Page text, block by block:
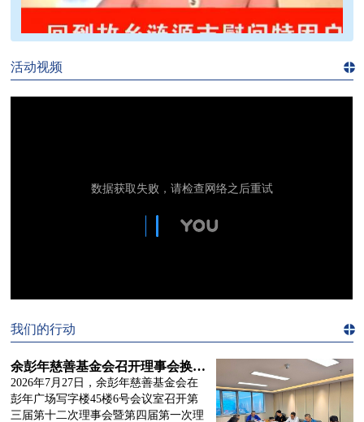
>>
活动视频
我们的行动
余彭年慈善基金会召开理事会换届会议
2026年7月27日，余彭年慈善基金会在
彭年广场写字楼45楼6号会议室召开第
三届第十二次理事会暨第四届第一次理
们的行